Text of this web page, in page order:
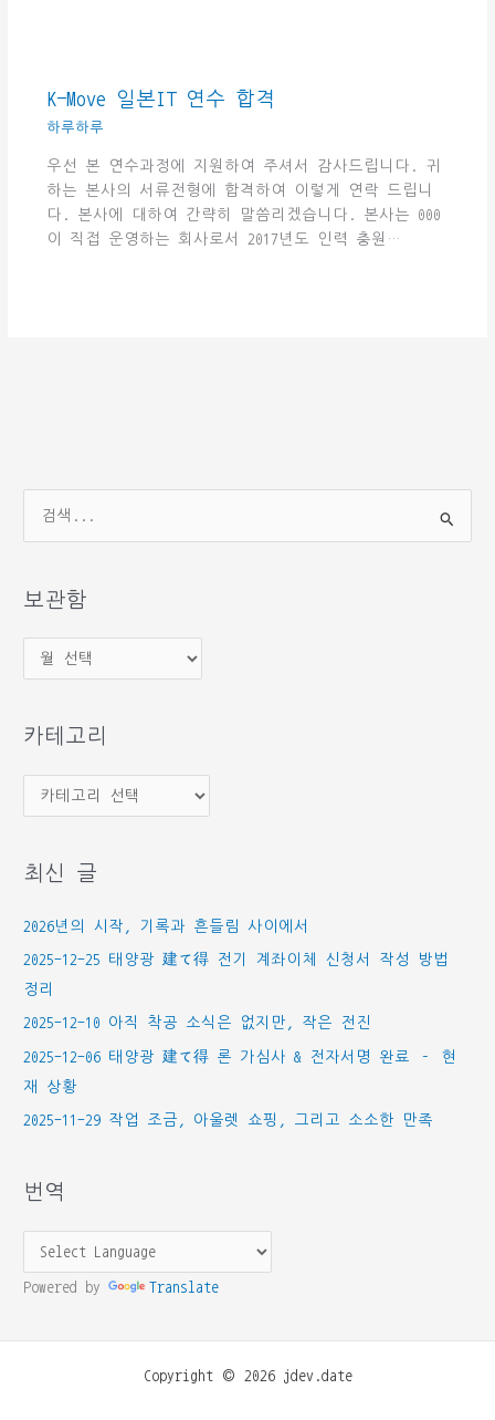
K-Move 일본IT 연수 합격
하루하루
우선 본 연수과정에 지원하여 주셔서 감사드립니다. 귀
하는 본사의 서류전형에 합격하여 이렇게 연락 드립니
다. 본사에 대하여 간략히 말씀리겠습니다. 본사는 000
이 직접 운영하는 회사로서 2017년도 인력 충원…
상
보관함
관
카테고리
테
리
최신 글
2026년의 시작, 기록과 흔들림 사이에서
2025-12-25 태양광 建て得 전기 계좌이체 신청서 작성 방법
정리
2025-12-10 아직 착공 소식은 없지만, 작은 전진
2025-12-06 태양광 建て得 론 가심사 & 전자서명 완료 – 현
재 상황
2025-11-29 작업 조금, 아울렛 쇼핑, 그리고 소소한 만족
번역
Powered by Translate
Copyright © 2026 jdev.date